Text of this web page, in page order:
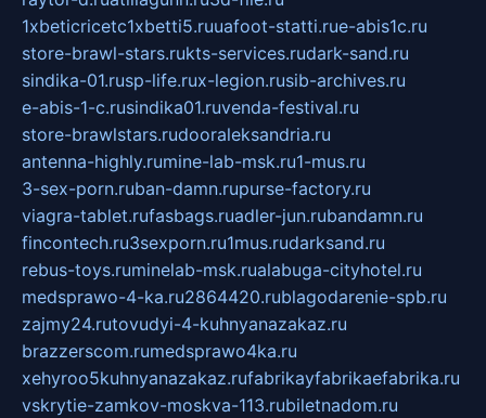
1xbeticricetc1xbetti5.ruuafoot-statti.rue-abis1c.ru
store-brawl-stars.rukts-services.rudark-sand.ru
sindika-01.rusp-life.rux-legion.rusib-archives.ru
e-abis-1-c.rusindika01.ruvenda-festival.ru
store-brawlstars.rudooraleksandria.ru
antenna-highly.rumine-lab-msk.ru1-mus.ru
3-sex-porn.ruban-damn.rupurse-factory.ru
viagra-tablet.rufasbags.ruadler-jun.rubandamn.ru
fincontech.ru3sexporn.ru1mus.rudarksand.ru
rebus-toys.ruminelab-msk.rualabuga-cityhotel.ru
medsprawo-4-ka.ru2864420.rublagodarenie-spb.ru
zajmy24.rutovudyi-4-kuhnyanazakaz.ru
brazzerscom.rumedsprawo4ka.ru
xehyroo5kuhnyanazakaz.rufabrikayfabrikaefabrika.ru
vskrytie-zamkov-moskva-113.rubiletnadom.ru